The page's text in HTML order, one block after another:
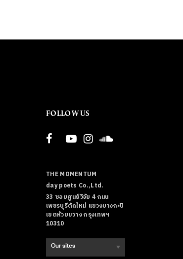
FOLLOW US
THE MOMENTUM
day poets Co.,Ltd.
33 ซอยศูนย์วิจัย 4 ถนน
เพชรบุรีตัดใหม่ แขวงบางกะปิ
เขตห้วยขวาง กรุงเทพฯ
10310